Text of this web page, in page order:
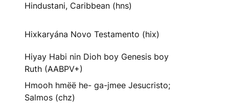
Hindustani, Caribbean (hns)
Hixkaryána Novo Testamento (hix)
Hiyay Habi nin Dioh boy Genesis boy
Ruth (AABPV+)
Hmooh hmëë he- ga-jmee Jesucristo;
Salmos (chz)